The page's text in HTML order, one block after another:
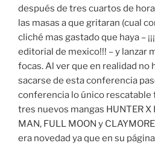
después de tres cuartos de
las masas a que gritaran (cual
cliché mas gastado que haya –
editorial de mexico!!! – y lanzar
focas. Al ver que en realidad no
sacarse de esta conferencia
conferencia lo único rescatable
tres nuevos mangas HUNTER X
MAN, FULL MOON y
era novedad ya que en su